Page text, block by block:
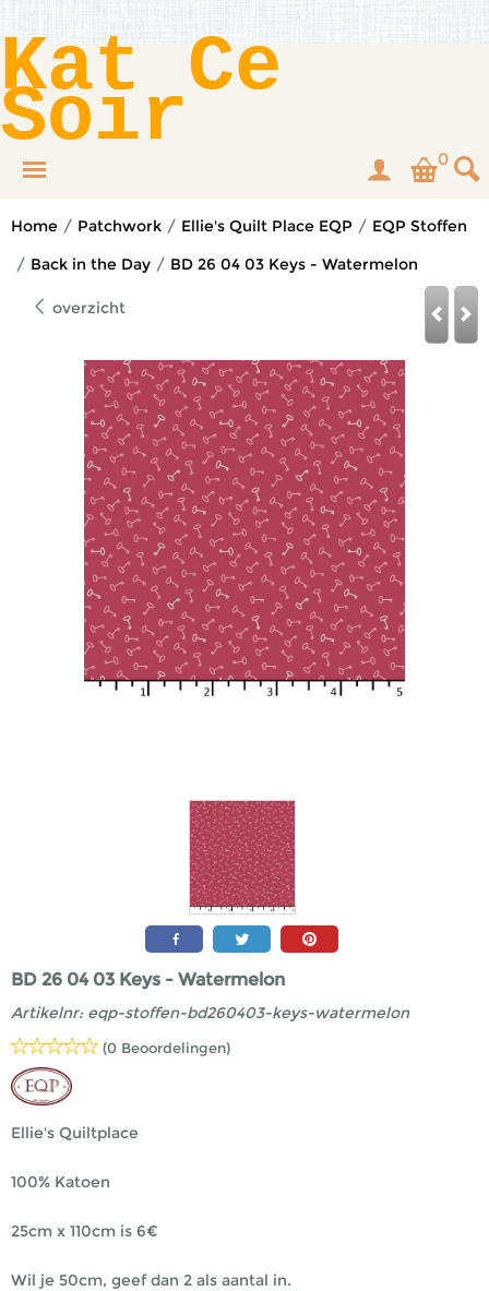
Kat Ce
Soir 0
Home / Patchwork / Ellie's Quilt Place EQP / EQP Stoffen
/ Back in the Day / BD 26 04 03 Keys - Watermelon
overzicht
BD 26 04 03 Keys - Watermelon
Artikelnr: eqp-stoffen-bd260403-keys-watermelon
(0 Beoordelingen)
Ellie's Quiltplace
100% Katoen
25cm x 110cm is 6€
Wil je 50cm, geef dan 2 als aantal in.